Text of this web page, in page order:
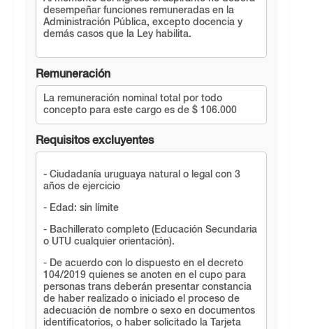
desempeñar funciones remuneradas en la
Administración Pública, excepto docencia y
demás casos que la Ley habilita.
Remuneración
La remuneración nominal total por todo
concepto para este cargo es de $ 106.000
Requisitos excluyentes
- Ciudadanía uruguaya natural o legal con 3
años de ejercicio
- Edad: sin límite
- Bachillerato completo (Educación Secundaria
o UTU cualquier orientación).
- De acuerdo con lo dispuesto en el decreto
104/2019 quienes se anoten en el cupo para
personas trans deberán presentar constancia
de haber realizado o iniciado el proceso de
adecuación de nombre o sexo en documentos
identificatorios, o haber solicitado la Tarjeta